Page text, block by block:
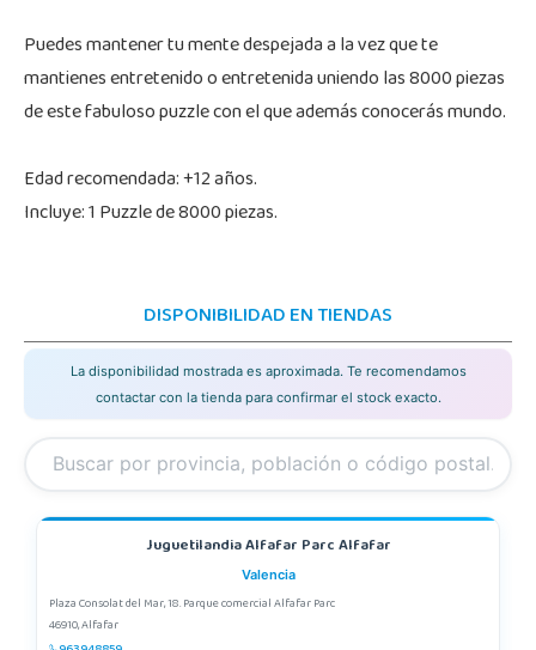
Puedes mantener tu mente despejada a la vez que te
mantienes entretenido o entretenida uniendo las 8000 piezas
de este fabuloso puzzle con el que además conocerás mundo.
Edad recomendada: +12 años.
Incluye: 1 Puzzle de 8000 piezas.
DISPONIBILIDAD EN TIENDAS
La disponibilidad mostrada es aproximada. Te recomendamos
contactar con la tienda para confirmar el stock exacto.
Juguetilandia Alfafar Parc Alfafar
Valencia
Plaza Consolat del Mar, 18. Parque comercial Alfafar Parc
46910, Alfafar